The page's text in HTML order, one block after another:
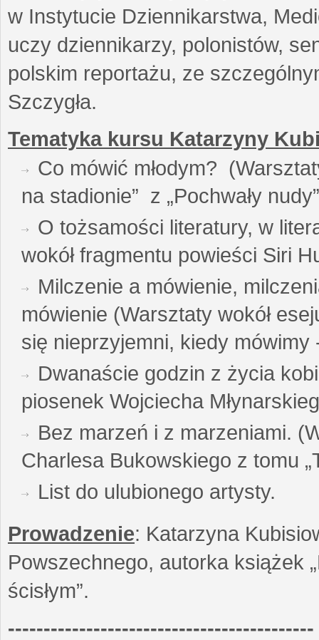
w Instytucie Dziennikarstwa,
uczy dziennikarzy, polonistów,
polskim reportażu, ze
Szczygła.
Tematyka kursu Katarzyny
Co mówić młodym?
na stadionie” z „Pochwały
O tożsamości literatury, w
wokół fragmentu powieści Siri
Milczenie a mówienie,
mówienie (Warsztaty wokół
się nieprzyjemni, kiedy mówimy
Dwanaście godzin z życia
piosenek Wojciecha
Bez marzeń i z marzeniami.
Charlesa Bukowskiego z tomu
List do ulubionego artysty.
Prowadzenie: Katarzyna
Powszechnego, autorka książek
ścisłym”.
-------------------------------------------